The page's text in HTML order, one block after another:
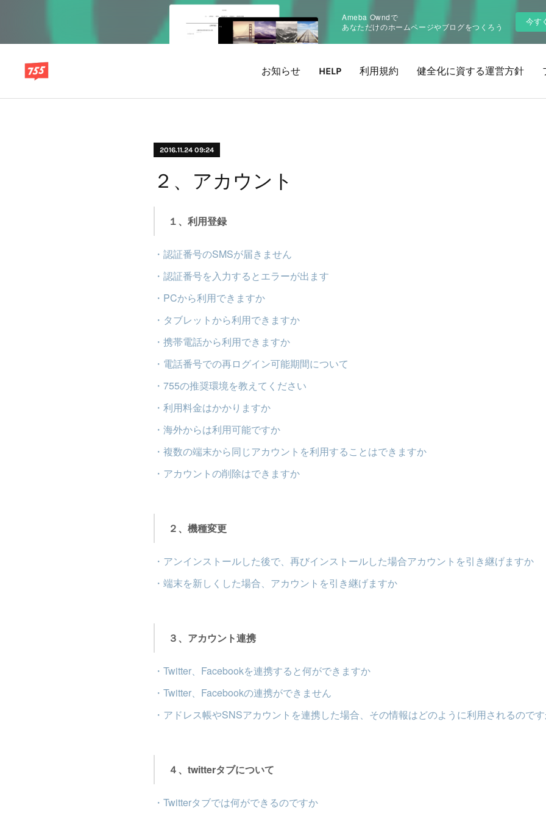
Ameba Owndで
あなただけのホームページやブログをつくろう
今す
お知らせ HELP 利用規約 健全化に資する運営方針
2016.11.24 09:24
２、アカウント
１、利用登録
・認証番号のSMSが届きません
・認証番号を入力するとエラーが出ます
・PCから利用できますか
・タブレットから利用できますか
・携帯電話から利用できますか
・電話番号での再ログイン可能期間について
・755の推奨環境を教えてください
・利用料金はかかりますか
・海外からは利用可能ですか
・複数の端末から同じアカウントを利用することはできますか
・アカウントの削除はできますか
２、機種変更
・アンインストールした後で、再びインストールした場合アカウントを引き継げますか
・端末を新しくした場合、アカウントを引き継げますか
３、アカウント連携
・Twitter、Facebookを連携すると何ができますか
・Twitter、Facebookの連携ができません
・アドレス帳やSNSアカウントを連携した場合、その情報はどのように利用されるので
４、twitterタブについて
・Twitterタブでは何ができるのですか